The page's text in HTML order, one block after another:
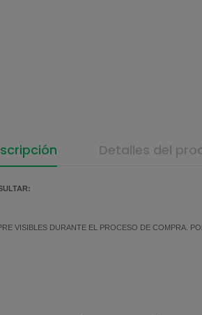
Detalles del
VISIBLES DURANTE EL PROCESO DE COMPRA.